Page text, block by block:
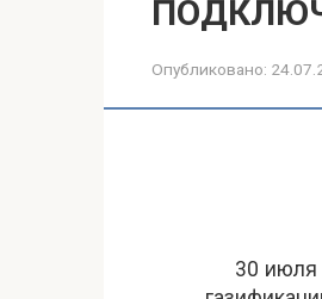
Опубликовано:
30 июля